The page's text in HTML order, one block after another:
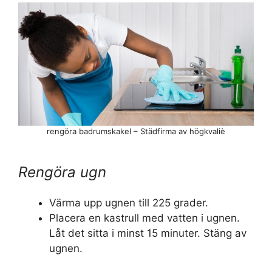
Rengöra ugn
Värma upp ugnen till 225 grader.
Placera en kastrull med vatten i ugnen.
Låt det sitta i minst 15 minuter. Stäng av
ugnen.
rengöra badrumskakel – Städfirma av högkvaliè